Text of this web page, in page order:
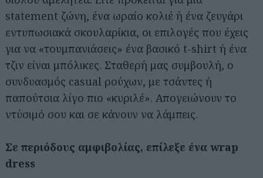
statement ζώνη, ένα ωραίο κολιέ ή ένα ζευγάρι
εντυπωσιακά σκουλαρίκια, οι επιλογές που έχεις
για να «τουμπανιάσεις» ένα βασικό t-shirt ή ένα
τζιν είναι μπόλικες. Σταθερή μας συμβουλή, ο
συνδυασμός casual ρούχων, με τσάντες ή
παπούτσια λίγο πιο «κυριλέ». Απογειώνουν το
ντύσιμό σου και σε κάνουν να λάμπεις.
Σε περιόδους αμφιβολίας, επίλεξε ένα wrap
dress